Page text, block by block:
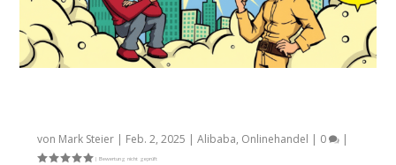
von Mark Steier | Feb. 2, 2025 |Alibaba, Onlinehandel | 0 |